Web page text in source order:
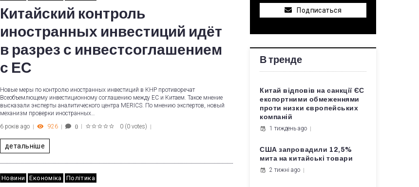
Китайский контроль
иностранных инвестиций идёт
в разрез с инвестсоглашением
с ЕС
Новые меры по контролю иностранных инвестиций в КНР противоречат
Всеобъемлющему инвестиционному соглашению между ЕС и Китаем. Такое мнение
высказали эксперты аналитического центра MERICS. По мнению экспертов, новый
механизм проверки иностранных…
6 років ago
926 0 0 (0 votes)
детальніше
Новини Економіка Політика
Подписаться
В тренде
Китай відповів на санкції ЄС
експортними обмеженнями
проти низки європейських
компаній
1 тиждень ago
США запровадили 12,5%
мита на китайські товари
2 тижні ago